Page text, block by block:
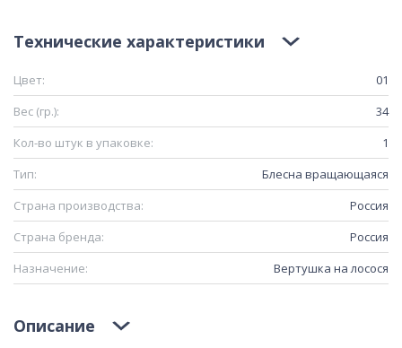
Технические характеристики
Цвет:
01
Вес (гр.):
34
Кол-во штук в упаковке:
1
Тип:
Блесна вращающаяся
Страна производства:
Россия
Страна бренда:
Россия
Назначение:
Вертушка на лосося
Описание